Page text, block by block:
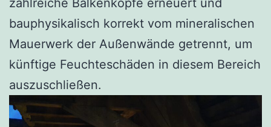
zahlreiche Balkenköpfe erneuert und
bauphysikalisch korrekt vom mineralischen
Mauerwerk der Außenwände getrennt, um
künftige Feuchteschäden in diesem Bereich
auszuschließen.